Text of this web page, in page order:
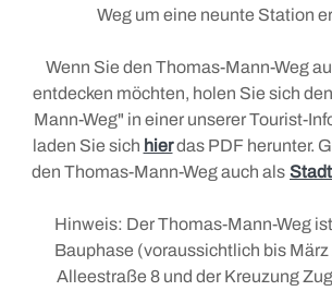
Tölzer Jazzkonzerte
Brotzeit und Spiele
Der Blomberg
KONTAKT &
Weg um eine neunte Station
Wenn Sie den Thomas-Mann-Weg
entdecken möchten, holen Sie sich
Mann-Weg" in einer unserer Tourist-
laden Sie sich hierdas PDF herunter.
den Thomas-Mann-Weg auch als
Hinweis: Der Thomas-Mann-Weg
Bauphase (voraussichtlich bis
Alleestraße 8 und der Kreuzung